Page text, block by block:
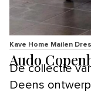
Kave Home Mailen
Audo
De collectie
Deens